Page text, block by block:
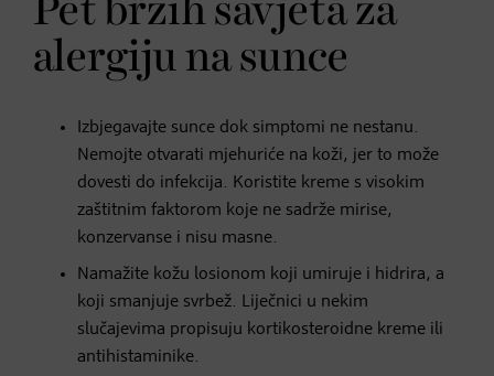
Pet brzih savjeta za
alergiju na sunce
Izbjegavajte sunce dok simptomi ne nestanu.
Nemojte otvarati mjehuriće na koži, jer to može
dovesti do infekcija. Koristite kreme s visokim
zaštitnim faktorom koje ne sadrže mirise,
konzervanse i nisu masne.
Namažite kožu losionom koji umiruje i hidrira, a
koji smanjuje svrbež. Liječnici u nekim
slučajevima propisuju kortikosteroidne kreme ili
antihistaminike.